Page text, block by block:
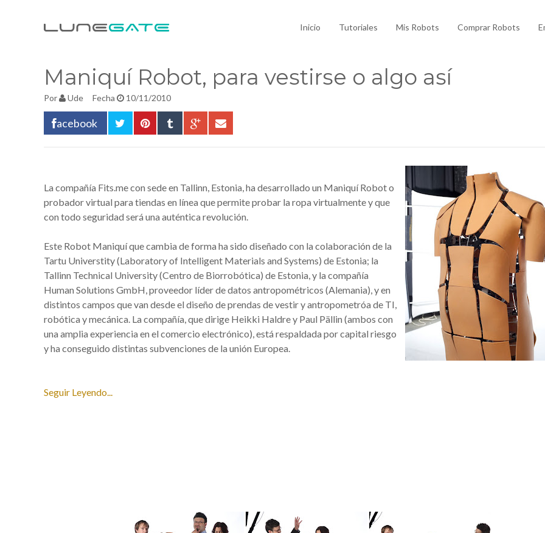
Inicio Tutoriales Mis Robots Comprar Robots
Maniquí Robot, para vestirse o algo así
Por Ude Fecha 10/11/2010
acebook
La compañía Fits.me con sede en Tallinn, Estonia, ha desarrollado un Maniquí Robot o
probador virtual para tiendas en línea que permite probar la ropa virtualmente y que
con todo seguridad será una auténtica revolución.
Este Robot Maniquí que cambia de forma ha sido diseñado con la colaboración de la
Tartu Universtity (Laboratory of Intelligent Materials and Systems) de Estonia; la
Tallinn Technical University (Centro de Biorrobótica) de Estonia, y la compañía
Human Solutions GmbH, proveedor líder de datos antropométricos (Alemania), y en
distintos campos que van desde el diseño de prendas de vestir y antropometróa de TI,
robótica y mecánica. La compañía, que dirige Heikki Haldre y Paul Pällin (ambos con
una amplia experiencia en el comercio electrónico), está respaldada por capital riesgo
y ha conseguido distintas subvenciones de la unión Europea.
Seguir Leyendo...